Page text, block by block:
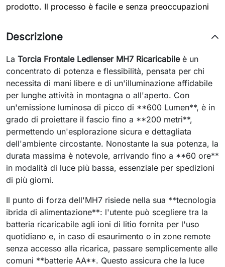
prodotto. Il processo è facile e senza preoccupazioni
Descrizione
La Torcia Frontale Ledlenser MH7 Ricaricabileè un
concentrato di potenza e flessibilità, pensata per chi
necessita di mani libere e di un'illuminazione affidabile
per lunghe attività in montagna o all'aperto. Con
un'emissione luminosa di picco di **600 Lumen**, è in
grado di proiettare il fascio fino a **200 metri**,
permettendo un'esplorazione sicura e dettagliata
dell'ambiente circostante. Nonostante la sua potenza, la
durata massima è notevole, arrivando fino a **60 ore**
in modalità di luce più bassa, essenziale per spedizioni
di più giorni.
Il punto di forza dell'MH7 risiede nella sua **tecnologia
ibrida di alimentazione**: l'utente può scegliere tra la
batteria ricaricabile agli ioni di litio fornita per l'uso
quotidiano e, in caso di esaurimento o in zone remote
senza accesso alla ricarica, passare semplicemente alle
comuni **batterie AA**. Questo assicura che la luce